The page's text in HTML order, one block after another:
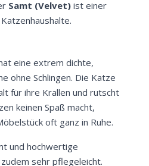
Samt (Velvet) ist einer
eine extrem dichte,
ohne Schlingen. Die Katze
für ihre Krallen und rutscht
keinen Spaß macht,
oft ganz in Ruhe.
und hochwertige
sehr pflegeleicht.